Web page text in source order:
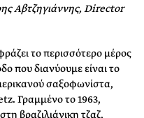
Αβτζηγιάννης, Director
το περισσότερο μέρος
που διανύουμε είναι το
σαξοφωνίστα,
Γραμμένο το 1963,
βραζιλιάνικη τζαζ,